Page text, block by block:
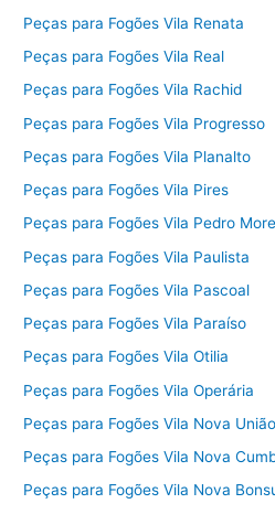
Peças para Fogões Vila Renata
Peças para Fogões Vila Real
Peças para Fogões Vila Rachid
Peças para Fogões Vila Progresso
Peças para Fogões Vila Planalto
Peças para Fogões Vila Pires
Peças para Fogões Vila Pedro
Peças para Fogões Vila Paulista
Peças para Fogões Vila Pascoal
Peças para Fogões Vila Paraíso
Peças para Fogões Vila Otilia
Peças para Fogões Vila Operária
Peças para Fogões Vila Nova União
Peças para Fogões Vila Nova
Peças para Fogões Vila Nova